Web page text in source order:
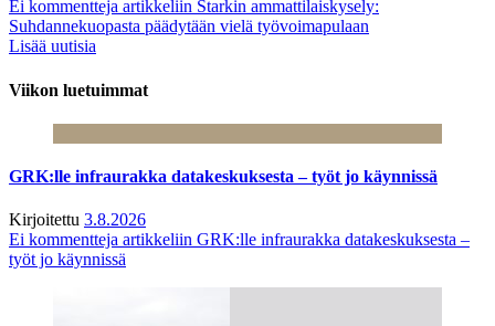
Ei kommentteja artikkeliin Starkin ammattilaiskysely:
Suhdannekuopasta päädytään vielä työvoimapulaan
Lisää uutisia
Viikon luetuimmat
GRK:lle infraurakka datakeskuksesta – työt jo käynnissä
Kirjoitettu 3.8.2026
Ei kommentteja artikkeliin GRK:lle infraurakka datakeskuksesta –
työt jo käynnissä